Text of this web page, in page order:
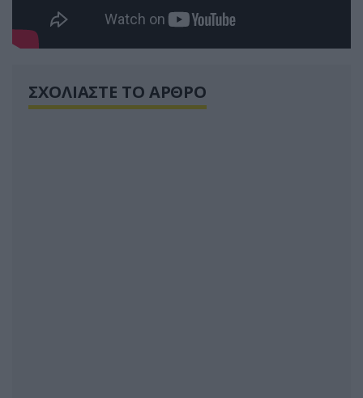
ΣΧΟΛΙΑΣΤΕ ΤΟ ΑΡΘΡΟ